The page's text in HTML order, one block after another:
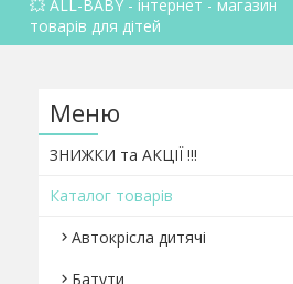
💥 ALL-BABY - інтернет - магазин
товарів для дітей
ЗНИЖКИ та АКЦІЇ !!!
Каталог товарів
Автокрісла дитячі
Батути